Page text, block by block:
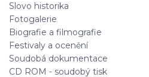
Slovo historika
Fotogalerie
Biografie a filmografie
Festivaly a ocenění
Soudobá dokumentace
CD ROM - soudobý tisk